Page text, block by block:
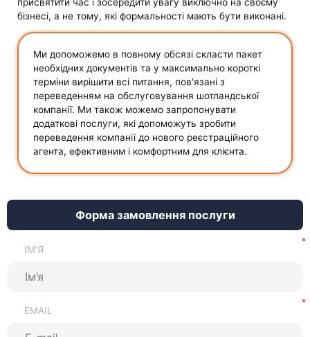
бізнесі, а не тому, які формальності мають бути виконані.
Ми допоможемо в повному обсязі скласти пакет
необхідних документів та у максимально короткі
терміни вирішити всі питання, пов'язані з
переведенням на обслуговування шотландської
компанії. Ми також можемо запропонувати
додаткові послуги, які допоможуть зробити
переведення компанії до нового реєстраційного
агента, ефективним і комфортним для клієнта.
Форма замовлення послуги
ІМ’Я
EMAIL